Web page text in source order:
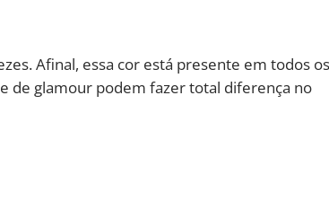
Afinal, essa cor está presente em todos os
de glamour podem fazer total diferença no